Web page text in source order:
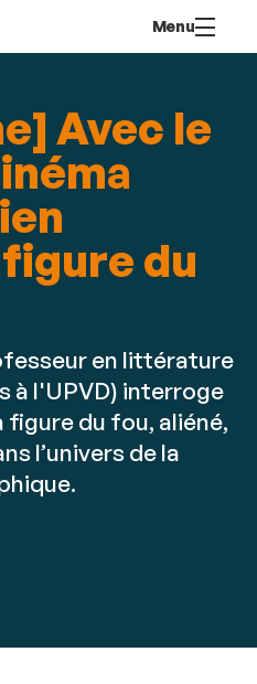
contenu
Menu
Avec le
du
en littérature
à l'UPVD) interroge
figure du fou, aliéné,
l’univers de la